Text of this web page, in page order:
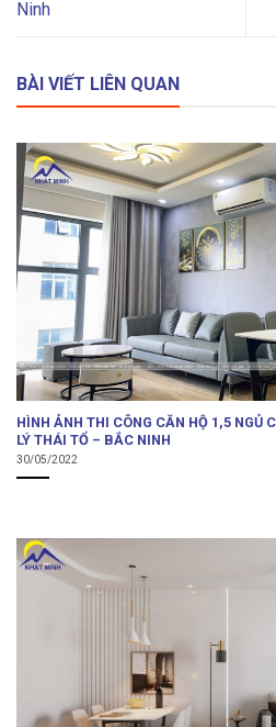
Ninh
BÀI VIẾT LIÊN QUAN
HÌNH ẢNH THI CÔNG CĂN HỘ 1,5 NGỦ
LÝ THÁI TỔ – BẮC NINH
30/05/2022